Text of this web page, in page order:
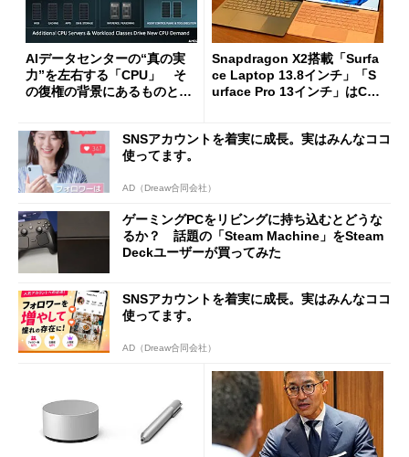
AIデータセンターの“真の実
力”を左右する「CPU」 そ
の復権の背景にあるものと
Snapdragon X2搭載「Surfa
ce Laptop 13.8インチ」「S
urface Pro 13インチ」はCop
た
SNSアカウントを着実に成長。実はみんなココ
使ってます。
AD（Dreaw合同会社）
ゲーミングPCをリビングに持ち込むとどうな
るか？ 話題の「Steam Machine」をSteam
Deckユーザーが買ってみた
SNSアカウントを着実に成長。実はみんなココ
使ってます。
AD（Dreaw合同会社）